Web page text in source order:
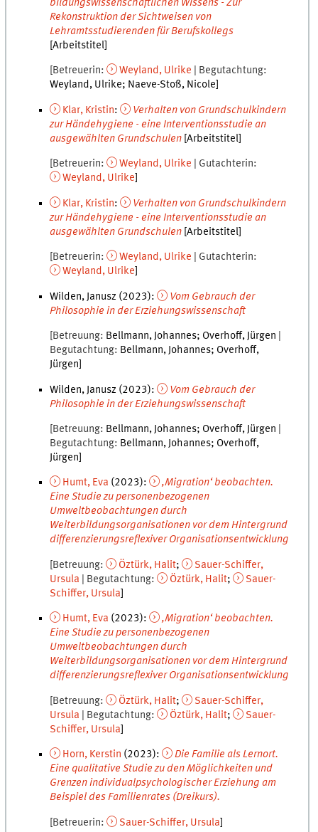
bildungswissenschaftlichen Wissens - Zur
Rekonstruktion der Sichtweisen von
Lehramtsstudierenden für Berufskollegs
[Arbeitstitel]
Betreuerin Weyland, Ulrike
Begutachtung
Weyland, Ulrike Naeve-Stoß, Nicole
Klar, Kristin:
Verhalten von Grundschulkindern
zur Händehygiene - eine Interventionsstudie an
ausgewählten Grundschulen [Arbeitstitel]
Betreuerin Weyland, Ulrike
Gutachterin
Weyland, Ulrike
Klar, Kristin:
Verhalten von Grundschulkindern
zur Händehygiene - eine Interventionsstudie an
ausgewählten Grundschulen [Arbeitstitel]
Betreuerin Weyland, Ulrike
Gutachterin
Weyland, Ulrike
Wilden, Janusz (2023):
Vom Gebrauch der
Philosophie in der Erziehungswissenschaft
Betreuung Bellmann, Johannes Overhoff, Jürgen
Begutachtung
Bellmann, Johannes Overhoff,
Jürgen
Wilden, Janusz (2023):
Vom Gebrauch der
Philosophie in der Erziehungswissenschaft
Betreuung Bellmann, Johannes Overhoff, Jürgen
Begutachtung
Bellmann, Johannes Overhoff,
Jürgen
Humt, Eva (2023):
‚Migration‘ beobachten.
Eine Studie zu personenbezogenen
Umweltbeobachtungen durch
Weiterbildungsorganisationen vor dem Hintergrund
differenzierungsreflexiver Organisationsentwicklung
Betreuung Öztürk, Halit Sauer-Schiffer,
Ursula
Begutachtung Öztürk, Halit
Sauer-
Schiffer, Ursula
Humt, Eva (2023):
‚Migration‘ beobachten.
Eine Studie zu personenbezogenen
Umweltbeobachtungen durch
Weiterbildungsorganisationen vor dem Hintergrund
differenzierungsreflexiver Organisationsentwicklung
Betreuung Öztürk, Halit Sauer-Schiffer,
Ursula
Begutachtung Öztürk, Halit
Sauer-
Schiffer, Ursula
Horn, Kerstin (2023):
Die Familie als Lernort.
Eine qualitative Studie zu den Möglichkeiten und
Grenzen individualpsychologischer Erziehung am
Beispiel des Familienrates (Dreikurs).
Betreuerin Sauer-Schiffer, Ursula